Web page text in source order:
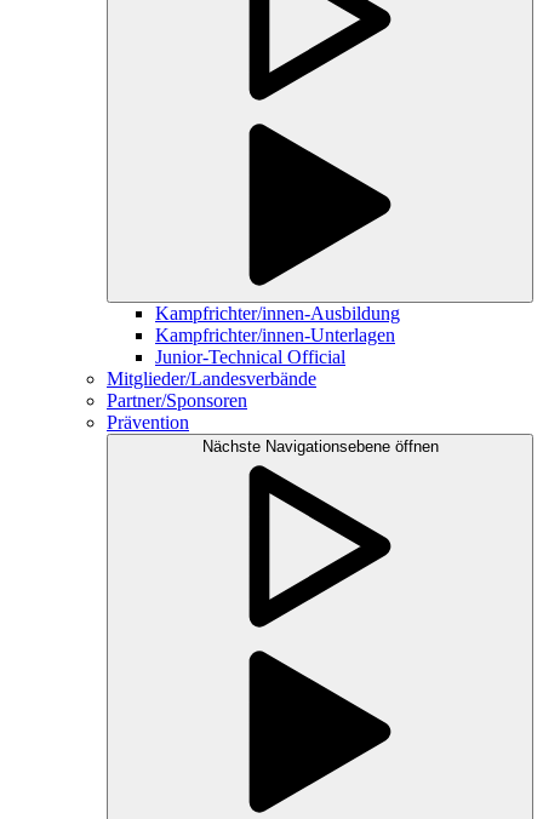
Kampfrichter/innen-Ausbildung
Kampfrichter/innen-Unterlagen
Junior-Technical Official
Mitglieder/Landesverbände
Partner/Sponsoren
Prävention
Nächste Navigationsebene öffnen